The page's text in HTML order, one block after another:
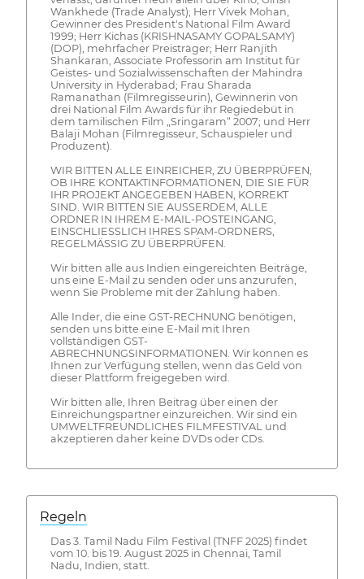
Wankhede (Trade Analyst); Herr Vivek Mohan,
Gewinner des President's National Film Award
1999; Herr Kichas (KRISHNASAMY GOPALSAMY)
(DOP), mehrfacher Preisträger; Herr Ranjith
Shankaran, Associate Professorin am Institut für
Geistes- und Sozialwissenschaften der Mahindra
University in Hyderabad; Frau Sharada
Ramanathan (Filmregisseurin), Gewinnerin von
drei National Film Awards für ihr Regiedebüt in
dem tamilischen Film „Sringaram“ 2007; und Herr
Balaji Mohan (Filmregisseur, Schauspieler und
Produzent).
WIR BITTEN ALLE EINREICHER, ZU ÜBERPRÜFEN,
OB IHRE KONTAKTINFORMATIONEN, DIE SIE FÜR
IHR PROJEKT ANGEGEBEN HABEN, KORREKT
SIND. WIR BITTEN SIE AUSSERDEM, ALLE
ORDNER IN IHREM E-MAIL-POSTEINGANG,
EINSCHLIESSLICH IHRES SPAM-ORDNERS,
REGELMÄSSIG ZU ÜBERPRÜFEN.
Wir bitten alle aus Indien eingereichten Beiträge,
uns eine E-Mail zu senden oder uns anzurufen,
wenn Sie Probleme mit der Zahlung haben.
Alle Inder, die eine GST-RECHNUNG benötigen,
senden uns bitte eine E-Mail mit Ihren
vollständigen GST-
ABRECHNUNGSINFORMATIONEN. Wir können es
Ihnen zur Verfügung stellen, wenn das Geld von
dieser Plattform freigegeben wird.
Wir bitten alle, Ihren Beitrag über einen der
Einreichungspartner einzureichen. Wir sind ein
UMWELTFREUNDLICHES FILMFESTIVAL und
akzeptieren daher keine DVDs oder CDs.
Regeln
Das 3. Tamil Nadu Film Festival (TNFF 2025) findet
vom 10. bis 19. August 2025 in Chennai, Tamil
Nadu, Indien, statt.